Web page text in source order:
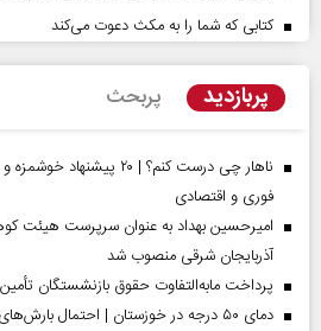
کتابی که شما را به مکث دعوت می‌کند
پربازدید پربحث
ناهار چی درست کنم؟ | ۲۰
فوری و اقتصادی
امیرحسین بهداد به عنوان سرپرست هیئت
آذربایجان شرقی منصوب شد
پرداخت مابه‌التفاوت حقوق بازنشستگان
دمای ۵۰ درجه در خوزستان | احتمال بارش‌های سیل‌آسا در ۳ استان